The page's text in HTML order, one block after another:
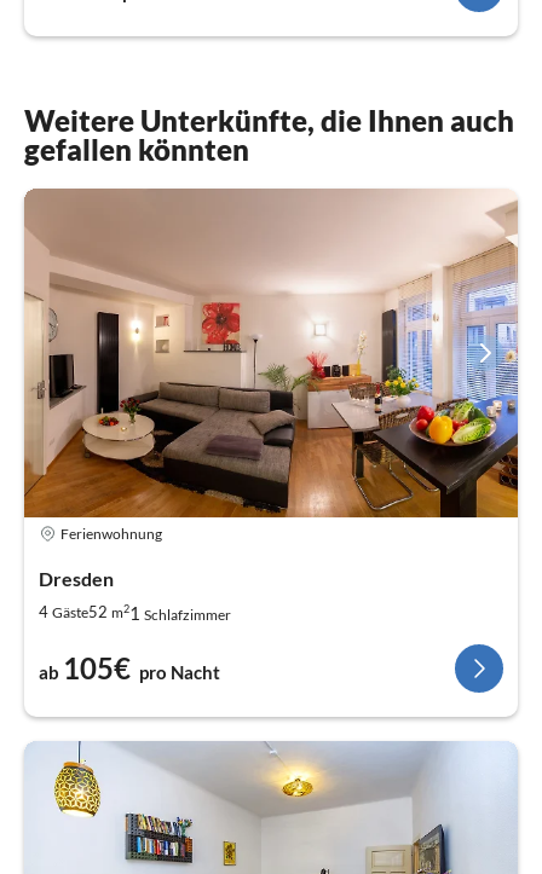
Weitere Unterkünfte, die Ihnen auch
gefallen könnten
Ferienwohnung
Dresden
4 Gäste52 m21 Schlafzimmer
ab 105€ pro Nacht